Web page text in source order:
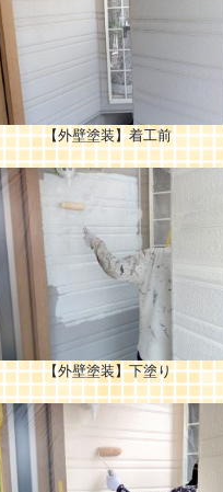
【外壁塗装】着工前
【外壁塗装】下塗り